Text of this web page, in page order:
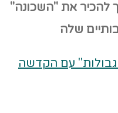
להכיר את "השכונה"
שלה
גבולות" עם הקדשה